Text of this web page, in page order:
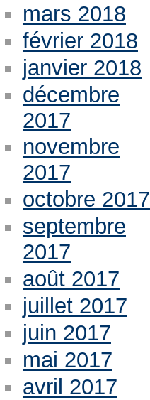
mars 2018
février 2018
janvier 2018
décembre
2017
novembre
2017
octobre 2017
septembre
2017
août 2017
juillet 2017
juin 2017
mai 2017
avril 2017